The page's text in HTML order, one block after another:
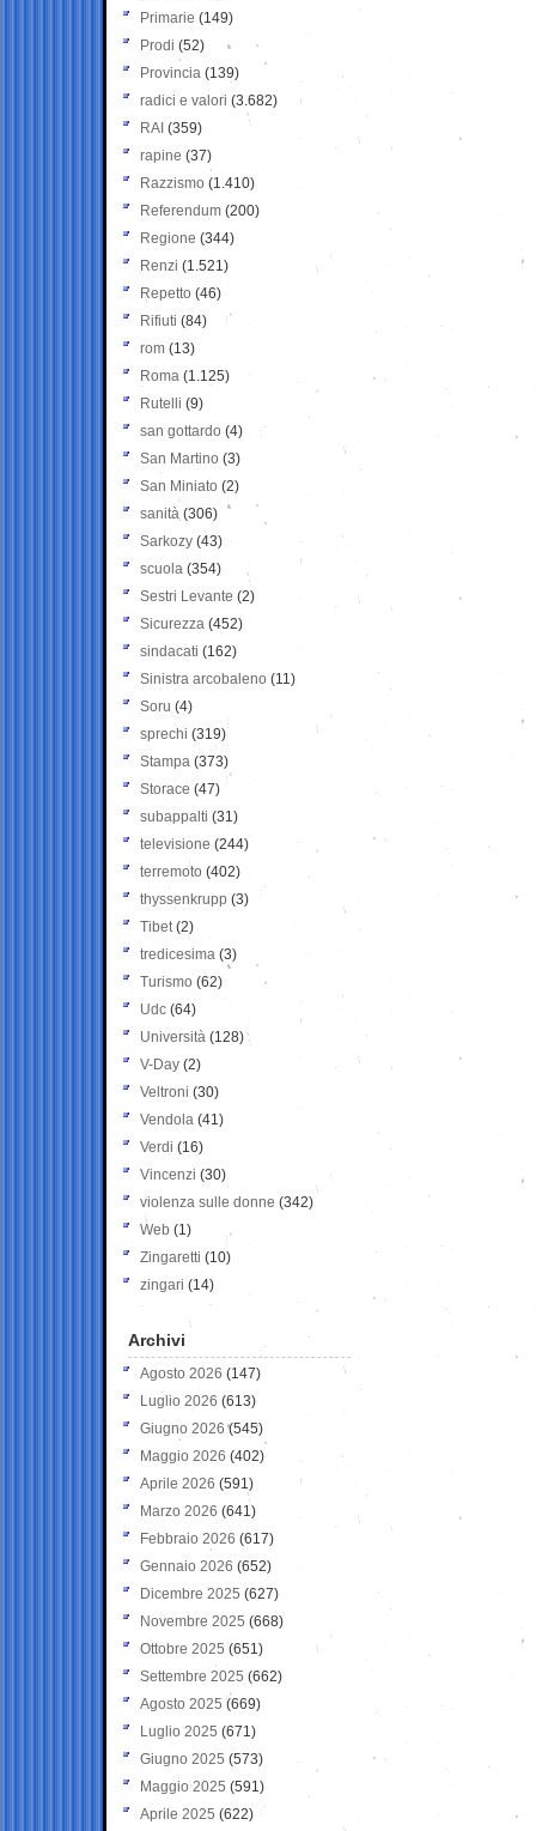
Primarie (149)
Prodi (52)
Provincia (139)
radici e valori (3.682)
RAI (359)
rapine (37)
Razzismo (1.410)
Referendum (200)
Regione (344)
Renzi (1.521)
Repetto (46)
Rifiuti (84)
rom (13)
Roma (1.125)
Rutelli (9)
san gottardo (4)
San Martino (3)
San Miniato (2)
sanità (306)
Sarkozy (43)
scuola (354)
Sestri Levante (2)
Sicurezza (452)
sindacati (162)
Sinistra arcobaleno (11)
Soru (4)
sprechi (319)
Stampa (373)
Storace (47)
subappalti (31)
televisione(244)
terremoto (402)
thyssenkrupp (3)
Tibet(2)
tredicesima (3)
Turismo (62)
Udc (64)
Università (128)
V-Day (2)
Veltroni (30)
Vendola (41)
Verdi (16)
Vincenzi (30)
violenza sulle donne (342)
Web (1)
Zingaretti (10)
zingari (14)
Archivi
Agosto 2026 (147)
Luglio 2026 (613)
Giugno 2026 (545)
Maggio 2026 (402)
Aprile 2026 (591)
Marzo 2026 (641)
Febbraio 2026 (617)
Gennaio 2026 (652)
Dicembre 2025 (627)
Novembre 2025 (668)
Ottobre 2025 (651)
Settembre 2025 (662)
Agosto 2025 (669)
Luglio 2025 (671)
Giugno 2025 (573)
Maggio 2025 (591)
Aprile 2025 (622)